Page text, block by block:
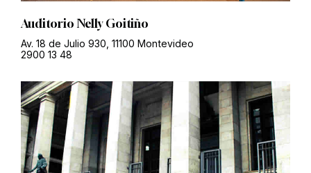
Auditorio Nelly Goitiño
Av. 18 de Julio 930, 11100 Montevideo
2900 13 48